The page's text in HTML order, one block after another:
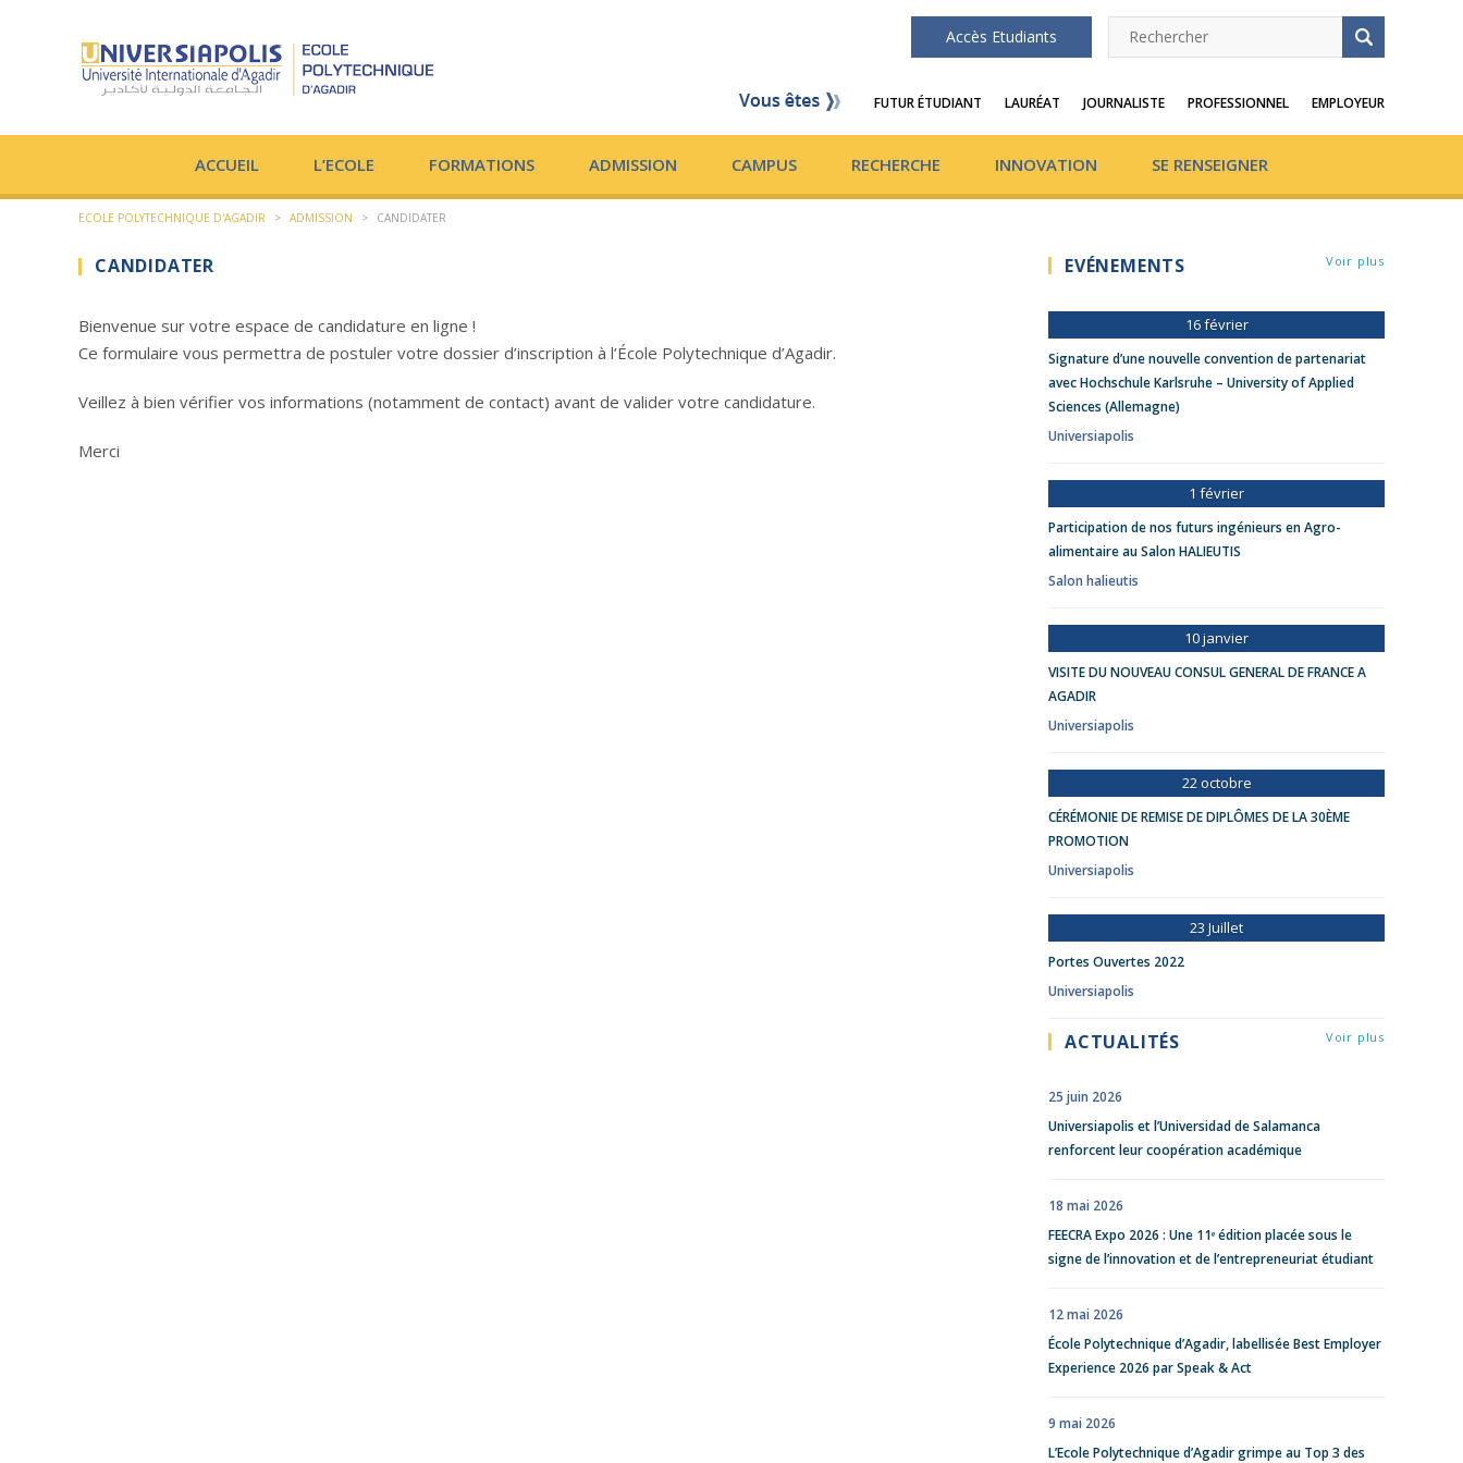
Accès Etudiants
FUTUR ÉTUDIANT LAURÉAT JOURNALISTE PROFESSIONNEL EMPLOYEUR
ACCUEIL L’ECOLE FORMATIONS ADMISSION CAMPUS RECHERCHE INNOVATION SE RENSEIGNER
ECOLE POLYTECHNIQUE D'AGADIR > ADMISSION > CANDIDATER
CANDIDATER
Bienvenue sur votre espace de candidature en ligne !
Ce formulaire vous permettra de postuler votre dossier d’inscription à l’École Polytechnique d’Agadir.
Veillez à bien vérifier vos informations (notamment de contact) avant de valider votre candidature.
Merci
EVÉNEMENTS Voir plus
16 février
Signature d’une nouvelle convention de partenariat
avec Hochschule Karlsruhe – University of Applied
Sciences (Allemagne)
Universiapolis
1 février
Participation de nos futurs ingénieurs en Agro-
alimentaire au Salon HALIEUTIS
Salon halieutis
10 janvier
VISITE DU NOUVEAU CONSUL GENERAL DE FRANCE A
AGADIR
Universiapolis
22 octobre
CÉRÉMONIE DE REMISE DE DIPLÔMES DE LA 30ÈME
PROMOTION
Universiapolis
23 Juillet
Portes Ouvertes 2022
Universiapolis
ACTUALITÉS Voir plus
25 juin 2026
Universiapolis et l’Universidad de Salamanca
renforcent leur coopération académique
18 mai 2026
FEECRA Expo 2026 : Une 11ᵉ édition placée sous le
signe de l’innovation et de l’entrepreneuriat étudiant
12 mai 2026
École Polytechnique d’Agadir, labellisée Best Employer
Experience 2026 par Speak & Act
9 mai 2026
L’Ecole Polytechnique d’Agadir grimpe au Top 3 des